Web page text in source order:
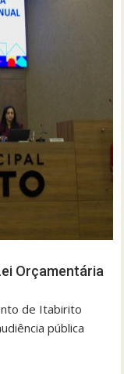
Orçamentária
de Itabirito
pública